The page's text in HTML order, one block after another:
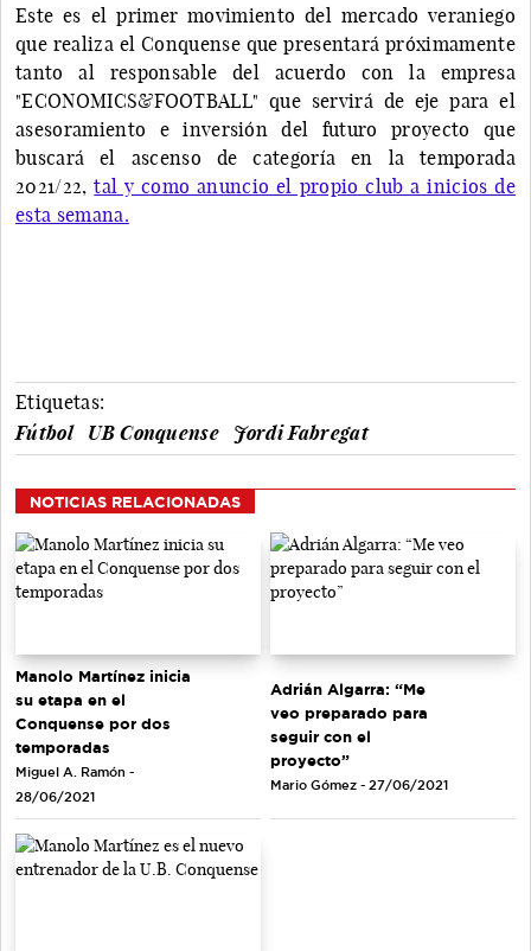
Este es el primer movimiento del mercado veraniego
que realiza el Conquense que presentará próximamente
tanto al responsable del acuerdo con la empresa
"ECONOMICS&FOOTBALL" que servirá de eje para el
asesoramiento e inversión del futuro proyecto que
buscará el ascenso de categoría en la temporada
2021/22,tal y como anuncio el propio club a inicios de
esta semana.
Etiquetas:
Fútbol
UB Conquense Jordi Fabregat
NOTICIAS RELACIONADAS
Manolo Martínez inicia
su etapa en el
Conquense por dos
temporadas
Miguel A. Ramón -
28/06/2021
Adrián Algarra: “Me
veo preparado para
seguir con el
proyecto”
Mario Gómez - 27/06/2021